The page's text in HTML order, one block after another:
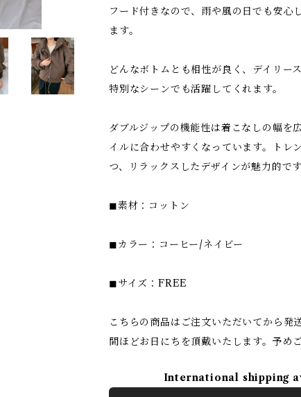
フード付きなので、雨や風の日でも安心
ます。
どんなボトムとも相性が良く、デイリー
特別なシーンでも活躍してくれます。
ダブルジップの機能性は着こなしの幅を
イルに合わせやすくなっています。トレ
つ、リラックスしたデザインが魅力的です
◼︎素材：コットン
◼︎カラー：コーヒー/ネイビー
◼︎サイズ：FREE
こちらの商品はご注文いただいてから発
間ほどお日にちを頂戴いたします。予め
International shipping